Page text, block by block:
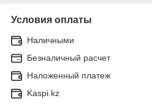
Условия оплаты
Наличными
Безналичный расчет
Наложенный платеж
Kaspi.kz